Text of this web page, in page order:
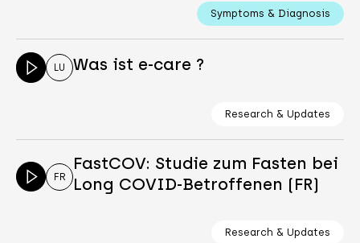
Symptoms & Diagnosis
LU Was ist e-care ?
Research & Updates
FR
FastCOV: Studie zum Fasten bei
Long COVID-Betroffenen (FR)
Research & Updates